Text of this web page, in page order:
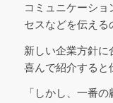
コミュニケーショ
セスなどを伝える
新しい企業方針に
喜んで紹介すると
「しかし、一番